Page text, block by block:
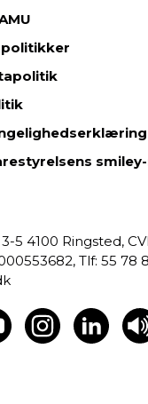
politikker
5 4100 Ringsted,
55 78